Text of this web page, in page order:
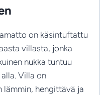
on käsintuftattu
villasta, jonka
nukka tuntuu
Villa on
lämmin, hengittävä ja